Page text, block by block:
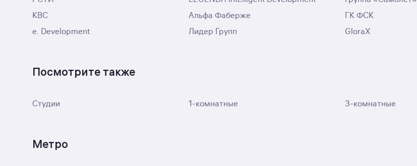
КВС
Альфа Фаберже ГК ФСК
e. Development
Лидер Групп GloraX
Посмотрите также
Студии 1-комнатные 3-комнатные
Метро